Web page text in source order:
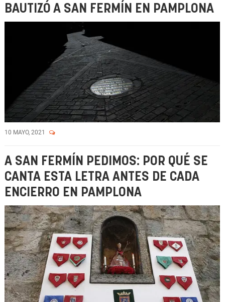
BAUTIZÓ A SAN FERMÍN EN PAMPLONA
10 MAYO, 2021
A SAN FERMÍN PEDIMOS: POR QUÉ SE
CANTA ESTA LETRA ANTES DE CADA
ENCIERRO EN PAMPLONA